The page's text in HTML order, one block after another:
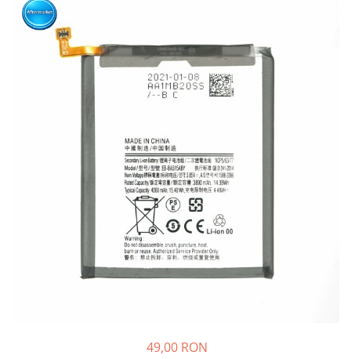
49,00 RON